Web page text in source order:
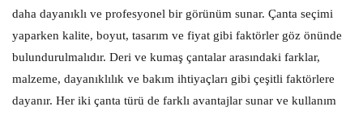
daha dayanıklı ve profesyonel bir görünüm sunar. Çanta seçimi
yaparken kalite, boyut, tasarım ve fiyat gibi faktörler göz önünde
bulundurulmalıdır. Deri ve kumaş çantalar arasındaki farklar,
malzeme, dayanıklılık ve bakım ihtiyaçları gibi çeşitli faktörlere
dayanır. Her iki çanta türü de farklı avantajlar sunar ve kullanım